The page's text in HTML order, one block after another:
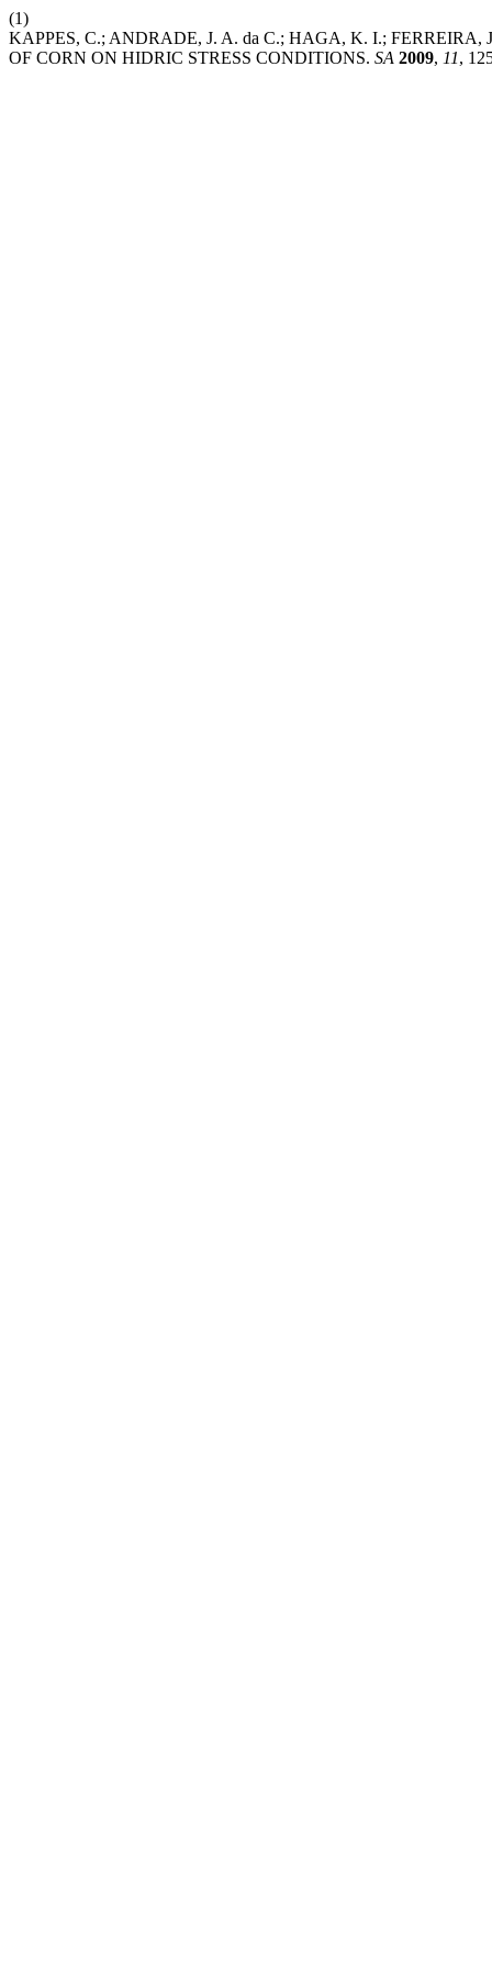
(1)
KAPPES, C.; ANDRADE, J. A. da C.; HAGA, K. I.;
OF CORN ON HIDRIC STRESS CONDITIONS. SA 2009, 11,